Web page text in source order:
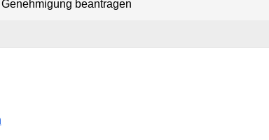
beantragen